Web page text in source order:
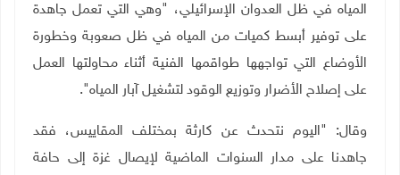
المياه في ظل العدوان الإسرائيلي، "وهي التي تعمل جاهدة
على توفير أبسط كميات من المياه في ظل صعوبة وخطورة
الأوضاع التي تواجهها طواقمها الفنية أثناء محاولتها العمل
على إصلاح الأضرار وتوزيع الوقود لتشغيل آبار المياه".
وقال: "اليوم نتحدث عن كارثة بمختلف المقاييس، فقد
جاهدنا على مدار السنوات الماضية لإيصال غزة إلى حافة